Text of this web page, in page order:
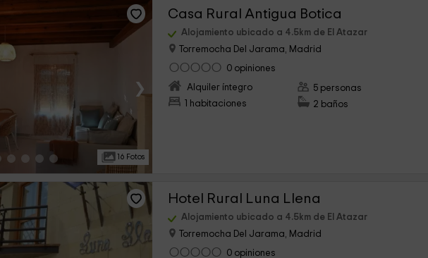
›
16 Fotos
Casa Rural Antigua Botica
Alojamiento ubicado a 4.5km de El Atazar
Torremocha Del Jarama, Madrid
0 opiniones
Alquiler íntegro
1 habitaciones
5 personas
2 baños
Hotel Rural Luna Llena
Alojamiento ubicado a 4.5km de El Atazar
Torremocha Del Jarama, Madrid
0 opiniones